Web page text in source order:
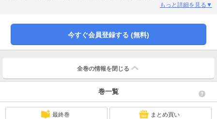
り抜けた那月。一晩限りの楽しい思い出と思っていたのに、なんと二度目のデ
もっと詳細を見る▼
今すぐ会員登録する (無料)
全巻の情報を 閉じる
巻一覧
最終巻 まとめ買い